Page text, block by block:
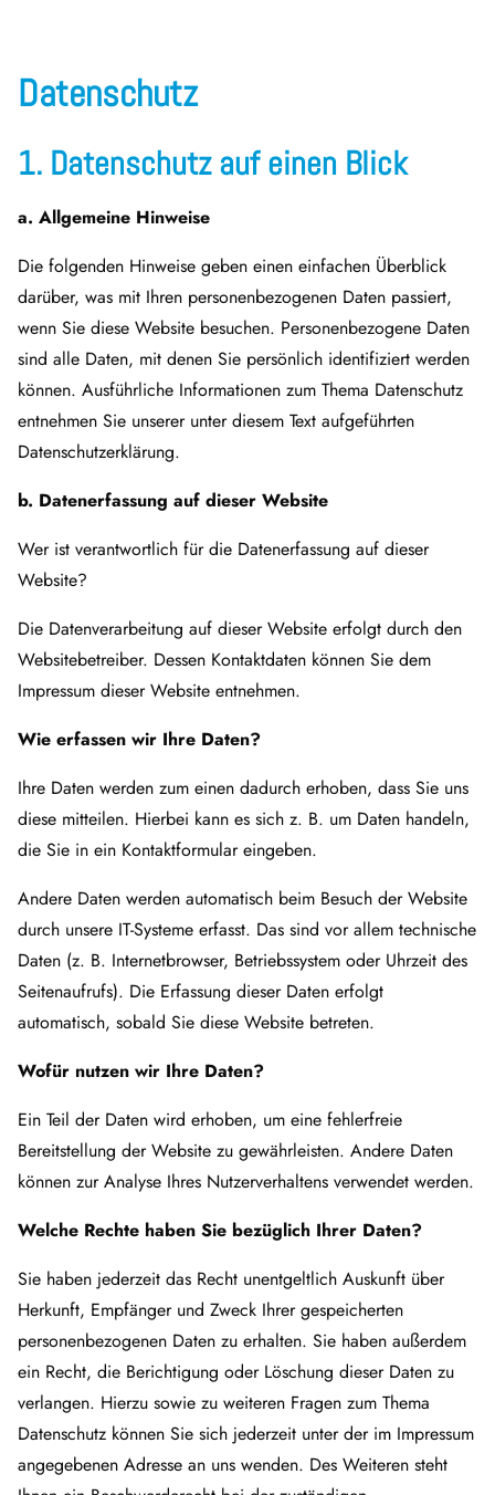
Datenschutz
1. Datenschutz auf einen Blick
a. Allgemeine Hinweise
Die folgenden Hinweise geben einen einfachen Überblick
darüber, was mit Ihren personenbezogenen Daten passiert,
wenn Sie diese Website besuchen. Personenbezogene Daten
sind alle Daten, mit denen Sie persönlich identifiziert werden
können. Ausführliche Informationen zum Thema Datenschutz
entnehmen Sie unserer unter diesem Text aufgeführten
Datenschutzerklärung.
b. Datenerfassung auf dieser Website
Wer ist verantwortlich für die Datenerfassung auf dieser
Website?
Die Datenverarbeitung auf dieser Website erfolgt durch den
Websitebetreiber. Dessen Kontaktdaten können Sie dem
Impressum dieser Website entnehmen.
Wie erfassen wir Ihre Daten?
Ihre Daten werden zum einen dadurch erhoben, dass Sie uns
diese mitteilen. Hierbei kann es sich z. B. um Daten handeln,
die Sie in ein Kontaktformular eingeben.
Andere Daten werden automatisch beim Besuch der Website
durch unsere IT-Systeme erfasst. Das sind vor allem technische
Daten (z. B. Internetbrowser, Betriebssystem oder Uhrzeit des
Seitenaufrufs). Die Erfassung dieser Daten erfolgt
automatisch, sobald Sie diese Website betreten.
Wofür nutzen wir Ihre Daten?
Ein Teil der Daten wird erhoben, um eine fehlerfreie
Bereitstellung der Website zu gewährleisten. Andere Daten
können zur Analyse Ihres Nutzerverhaltens verwendet werden.
Welche Rechte haben Sie bezüglich Ihrer Daten?
Sie haben jederzeit das Recht unentgeltlich Auskunft über
Herkunft, Empfänger und Zweck Ihrer gespeicherten
personenbezogenen Daten zu erhalten. Sie haben außerdem
ein Recht, die Berichtigung oder Löschung dieser Daten zu
verlangen. Hierzu sowie zu weiteren Fragen zum Thema
Datenschutz können Sie sich jederzeit unter der im Impressum
angegebenen Adresse an uns wenden. Des Weiteren steht